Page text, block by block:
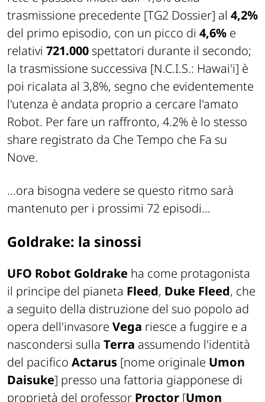
trasmissione precedente [TG2 Dossier] al 4,2%
del primo episodio, con un picco di 4,6% e
relativi 721.000 spettatori durante il secondo;
la trasmissione successiva [N.C.I.S.: Hawai'i] è
poi ricalata al 3,8%, segno che evidentemente
l'utenza è andata proprio a cercare l'amato
Robot. Per fare un raffronto, 4.2% è lo stesso
share registrato da Che Tempo che Fa su
Nove.
...ora bisogna vedere se questo ritmo sarà
mantenuto per i prossimi 72 episodi...
Goldrake: la sinossi
UFO Robot Goldrake ha come protagonista
il principe del pianeta Fleed, Duke Fleed, che
a seguito della distruzione del suo popolo ad
opera dell'invasore Vega riesce a fuggire e a
nascondersi sulla Terra assumendo l'identità
del pacifico Actarus [nome originale Umon
Daisuke] presso una fattoria giapponese di
proprietà del professor Proctor [Umon